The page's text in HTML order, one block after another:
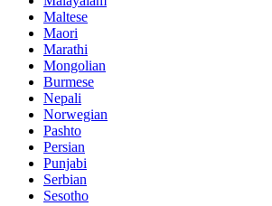
Maltese
Maori
Marathi
Mongolian
Burmese
Nepali
Norwegian
Pashto
Persian
Punjabi
Serbian
Sesotho